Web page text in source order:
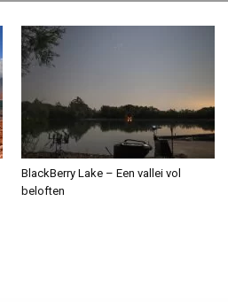
BlackBerry Lake – Een vallei vol
beloften